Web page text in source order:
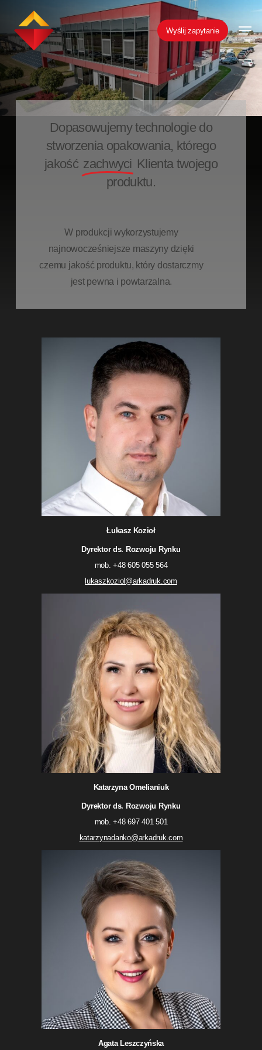
main
content
Wyślij zapytanie
Dopasowujemy technologie do
stworzenia opakowania, którego
jakość zachwyci Klienta twojego
produktu.
W produkcji wykorzystujemy
najnowocześniejsze maszyny dzięki
czemu jakość produktu, który dostarczmy
jest pewna i powtarzalna.
Łukasz Kozioł
Dyrektor ds. Rozwoju Rynku
mob. +48 605 055 564
lukaszkoziol@arkadruk.com
Katarzyna Omelianiuk
Dyrektor ds. Rozwoju Rynku
mob. +48 697 401 501
katarzynadanko@arkadruk.com
Agata Leszczyńska